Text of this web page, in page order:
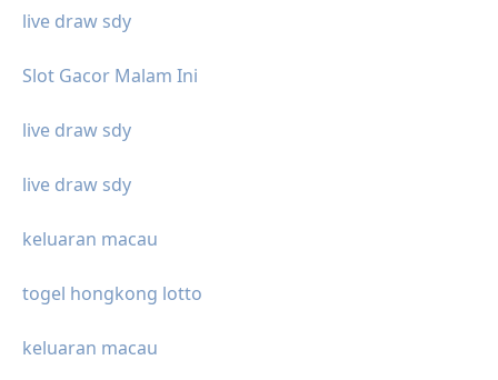
live draw sdy
Slot Gacor Malam Ini
live draw sdy
live draw sdy
keluaran macau
togel hongkong lotto
keluaran macau